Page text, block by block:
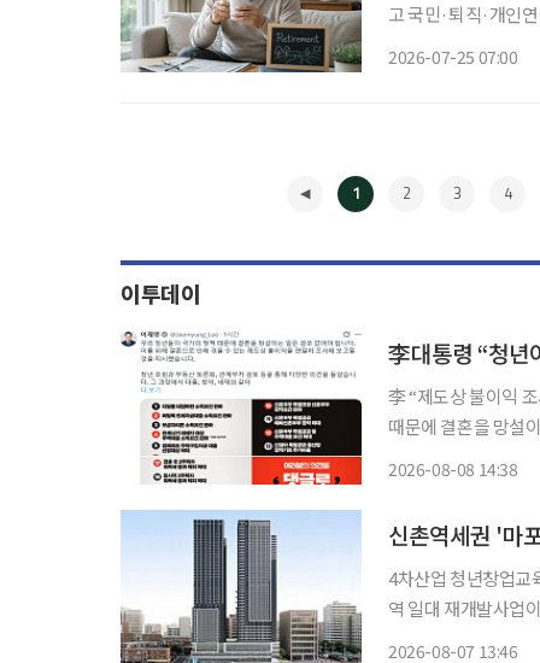
고 국민·퇴직·개인
2026-07-25 07:00
1 2 3 4
이투데이
李대통령 “청년
李 “제도상 불이익 조사해 보고할 것을 지
때문에 결혼을 망설이는 일은
2026-08-08 14:38
신촌역세권 '마
4차산업 청년창업교육센터ㆍ외국인
역 일대 재개발사업
2026-08-07 13:46